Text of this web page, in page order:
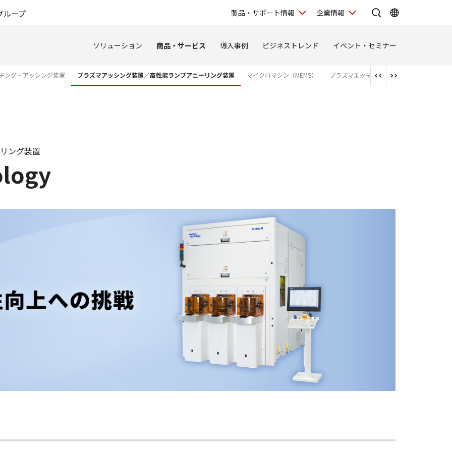
ループ 製品・サポート情報 企業情報
ソリューション 商品・サービス 導入事例 ビジネストレンド イベント・セミナー
ング・アッシング装置 プラズマアッシング装置／高性能ランプアニーリング装置 マイクロマシン（MEMS） プラズマエッチング装置／プラズマCVD装置
ング装置